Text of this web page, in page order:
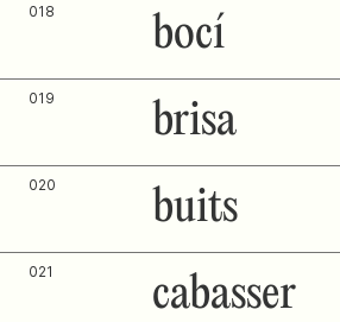
018 bocí
019 brisa
020 buits
021 cabasser